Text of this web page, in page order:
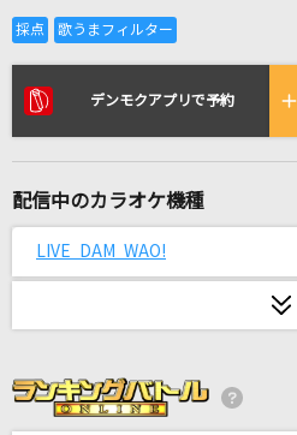
リアルタイムで歌わ
LOSER
曼珠沙華
私は最強 (ウタ from ONE
デンモクアプリで予約
配信中のカラオケ機種
LIVE DAM WAO!